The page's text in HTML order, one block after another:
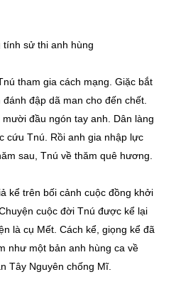
tính sử thi anh hùng
tham gia cách mạng. Giặc bắt
đập dã man cho đến chết.
đầu ngón tay anh. Dân làng
cứu Tnú. Rồi anh gia nhập lực
sau, Tnú về thăm quê hương.
trên bối cảnh cuộc đồng khởi
cuộc đời Tnú được kể lại
là cụ Mết. Cách kể, giọng kể đã
như một bản anh hùng ca về
Tây Nguyên chống Mĩ.